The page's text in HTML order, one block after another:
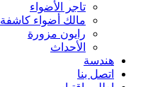
تاجر الأضواء
مالك أضواء كاشفة
رايون مزورة
الأحداث
هندسة
اتصل بنا